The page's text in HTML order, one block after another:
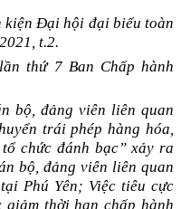
kiện Đại hội đại biểu toàn
t.2.
thứ 7 Ban Chấp hành
bộ, đảng viên liên quan
trái phép hàng hóa,
chức đánh bạc” xảy ra
bộ, đảng viên liên quan
Phú Yên; Việc tiêu cực
thời hạn chấp hành